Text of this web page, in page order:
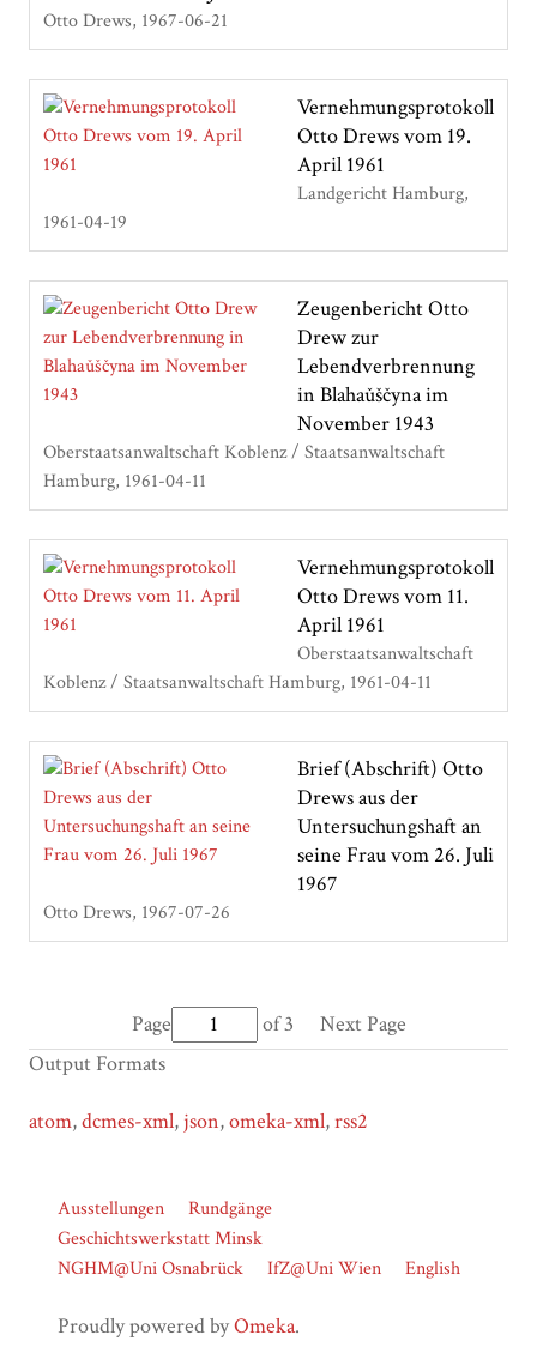
Otto Drews 1967-06-21
Vernehmungsprotokoll
Otto Drews vom 19.
April 1961
Landgericht Hamburg
1961-04-19
Zeugenbericht Otto
Drew zur
Lebendverbrennung
in Blahaǔščyna im
November 1943
Oberstaatsanwaltschaft Koblenz / Staatsanwaltschaft
Hamburg 1961-04-11
Vernehmungsprotokoll
Otto Drews vom 11.
April 1961
Oberstaatsanwaltschaft
Koblenz / Staatsanwaltschaft Hamburg 1961-04-11
Brief (Abschrift) Otto
Drews aus der
Untersuchungshaft an
seine Frau vom 26. Juli
1967
Otto Drews 1967-07-26
Page of 3
Next Page
Output Formats
atom,dcmes-xml, json,omeka-xml,rss2
Ausstellungen
Rundgänge
Geschichtswerkstatt Minsk
NGHM@Uni Osnabrück
IfZ@Uni Wien English
Proudly powered byOmeka.